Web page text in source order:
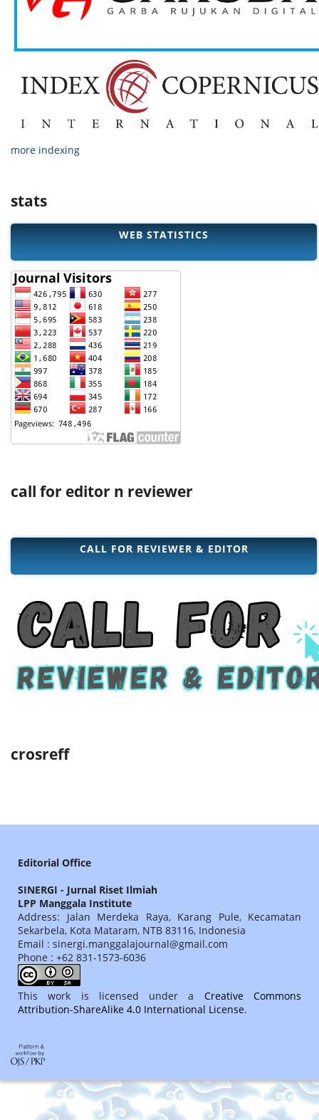
more indexing
stats
WEB STATISTICS
call for editor n reviewer
CALL FOR REVIEWER & EDITOR
crosreff
Editorial Office
SINERGI - Jurnal Riset Ilmiah
LPP Manggala Institute
Address: Jalan Merdeka Raya, Karang Pule, Kecamatan
Sekarbela, Kota Mataram, NTB 83116, Indonesia
Email : sinergi.manggalajournal@gmail.com
Phone : +62 831-1573-6036
This work is licensed under a Creative Commons
Attribution-ShareAlike 4.0 International License.